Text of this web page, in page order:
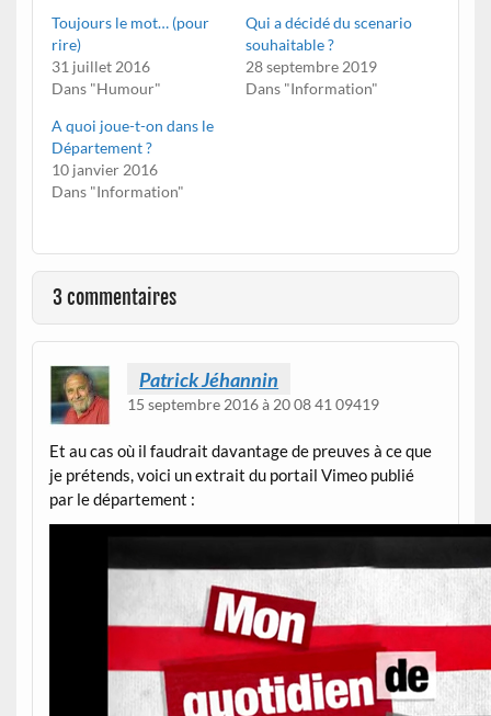
Toujours le mot… (pour
rire)
31 juillet 2016
Dans "Humour"
Qui a décidé du scenario
souhaitable ?
28 septembre 2019
Dans "Information"
A quoi joue-t-on dans le
Département ?
10 janvier 2016
Dans "Information"
3 commentaires
Patrick Jéhannin
15 septembre 2016 à 20 08 41 09419
Et au cas où il faudrait davantage de preuves à ce que
je prétends, voici un extrait du portail Vimeo publié
par le département :